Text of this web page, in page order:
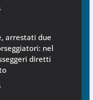
arrestati due
nel
diretti